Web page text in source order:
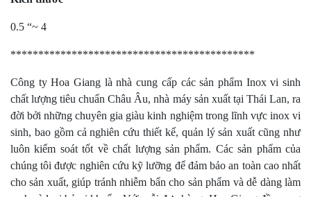
0.5 “~ 4
********************************************
Công ty Hoa Giang là nhà cung cấp các sản phẩm Inox vi sinh
chất lượng tiêu chuẩn Châu Âu, nhà máy sản xuất tại Thái Lan, ra
đời bởi những chuyên gia giàu kinh nghiệm trong lĩnh vực inox vi
sinh, bao gồm cả nghiên cứu thiết kế, quản lý sản xuất cũng như
luôn kiểm soát tốt về chất lượng sản phẩm. Các sản phẩm của
chúng tôi được nghiên cứu kỹ lưỡng để đảm bảo an toàn cao nhất
cho sản xuất, giúp tránh nhiễm bẩn cho sản phẩm và dễ dàng làm